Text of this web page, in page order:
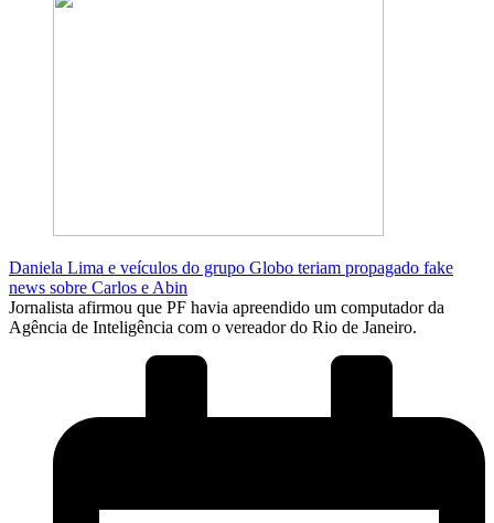
Daniela Lima e veículos do grupo Globo teriam propagado fake
news sobre Carlos e Abin
Jornalista afirmou que PF havia apreendido um computador da
Agência de Inteligência com o vereador do Rio de Janeiro.